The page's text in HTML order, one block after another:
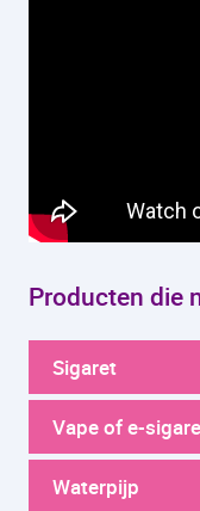
Producten die
Sigaret
Vape of e-
Waterpijp